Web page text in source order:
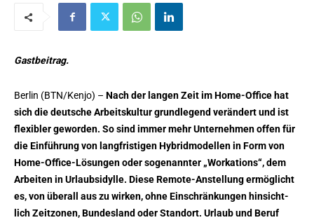
Gastbeitrag.
Berlin (BTN/Kenjo) – Nach der langen Zeit im Home-Office hat
sich die deutsche Arbeitskultur grundlegend verändert und ist
flexibler geworden. So sind immer mehr Unternehmen offen für
die Einführung von langfristigen Hybridmodellen in Form von
Home-Office-Lösungen oder sogenannter „Workations“, dem
Arbeiten in Urlaubsidylle. Diese Remote-Anstellung ermöglicht
es, von überall aus zu wirken, ohne Einschränkungen hinsicht-
lich Zeitzonen, Bundesland oder Standort. Urlaub und Beruf